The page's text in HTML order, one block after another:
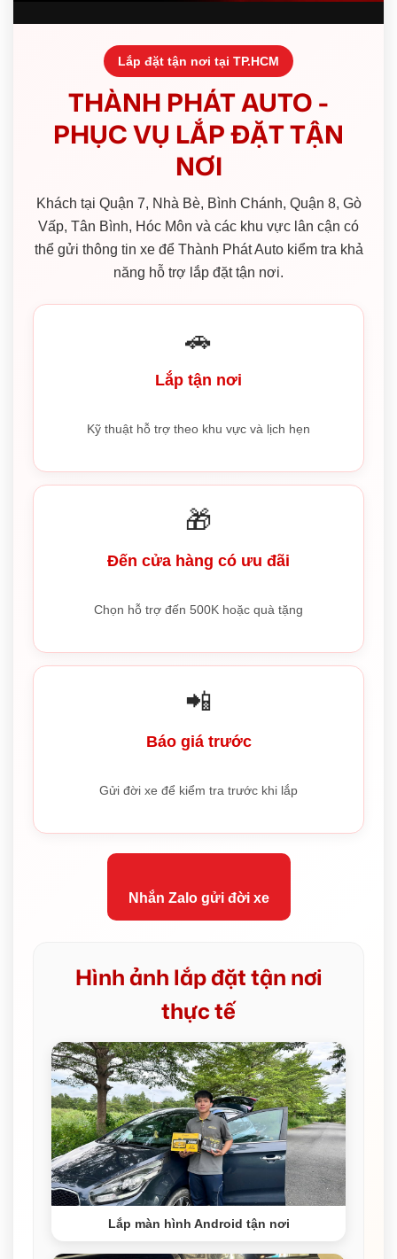
Lắp đặt tận nơi tại TP.HCM
THÀNH PHÁT AUTO -
PHỤC VỤ LẮP ĐẶT TẬN
NƠI
Khách tại Quận 7, Nhà Bè, Bình Chánh, Quận 8, Gò
Vấp, Tân Bình, Hóc Môn và các khu vực lân cận có
thể gửi thông tin xe để Thành Phát Auto kiểm tra khả
năng hỗ trợ lắp đặt tận nơi.
🚗
Lắp tận nơi
Kỹ thuật hỗ trợ theo khu vực và lịch hẹn
🎁
Đến cửa hàng có ưu đãi
Chọn hỗ trợ đến 500K hoặc quà tặng
📲
Báo giá trước
Gửi đời xe để kiểm tra trước khi lắp
Nhắn Zalo gửi đời xe
Hình ảnh lắp đặt tận nơi
thực tế
Lắp màn hình Android tận nơi